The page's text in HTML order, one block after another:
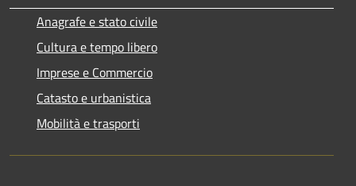
Anagrafe e stato civile
Cultura e tempo libero
Imprese e Commercio
Catasto e urbanistica
Mobilità e trasporti